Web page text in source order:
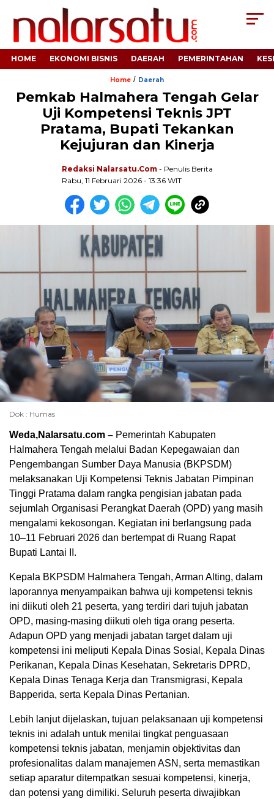
HOME EKONOMI BISNIS DAERAH PEMERINTAHAN
Home / Daerah
Pemkab Halmahera Tengah Gelar
Uji Kompetensi Teknis JPT
Pratama, Bupati Tekankan
Kejujuran dan Kinerja
Redaksi Nalarsatu.com - Penulis Berita
Rabu, 11 Februari 2026 - 13:36 WIT
Dok : Humas
Weda,Nalarsatu.com – Pemerintah Kabupaten
Halmahera Tengah melalui Badan Kepegawaian dan
Pengembangan Sumber Daya Manusia (BKPSDM)
melaksanakan Uji Kompetensi Teknis Jabatan Pimpinan
Tinggi Pratama dalam rangka pengisian jabatan pada
sejumlah Organisasi Perangkat Daerah (OPD) yang masih
mengalami kekosongan. Kegiatan ini berlangsung pada
10–11 Februari 2026 dan bertempat di Ruang Rapat
Bupati Lantai II.
Kepala BKPSDM Halmahera Tengah, Arman Alting, dalam
laporannya menyampaikan bahwa uji kompetensi teknis
ini diikuti oleh 21 peserta, yang terdiri dari tujuh jabatan
OPD, masing-masing diikuti oleh tiga orang peserta.
Adapun OPD yang menjadi jabatan target dalam uji
kompetensi ini meliputi Kepala Dinas Sosial, Kepala Dinas
Perikanan, Kepala Dinas Kesehatan, Sekretaris DPRD,
Kepala Dinas Tenaga Kerja dan Transmigrasi, Kepala
Bapperida, serta Kepala Dinas Pertanian.
Lebih lanjut dijelaskan, tujuan pelaksanaan uji kompetensi
teknis ini adalah untuk menilai tingkat penguasaan
kompetensi teknis jabatan, menjamin objektivitas dan
profesionalitas dalam manajemen ASN, serta memastikan
setiap aparatur ditempatkan sesuai kompetensi, kinerja,
dan potensi yang dimiliki. Seluruh peserta diwajibkan